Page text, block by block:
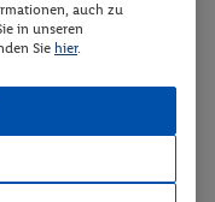
p.P.
99.-
Gesamt 198 €
Buchen
auch zu
in unseren
Sie hier.